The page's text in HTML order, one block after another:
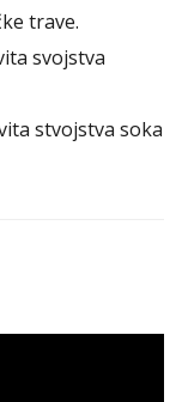
trave.
svojstva
stvojstva soka